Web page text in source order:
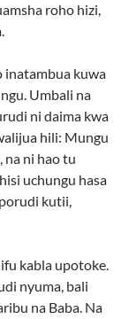
roho hizi,
inatambua kuwa
Umbali na
ni daima kwa
hili: Mungu
na ni hao tu
uchungu hasa
kutii,
kabla upotoke.
nyuma, bali
na Baba. Na